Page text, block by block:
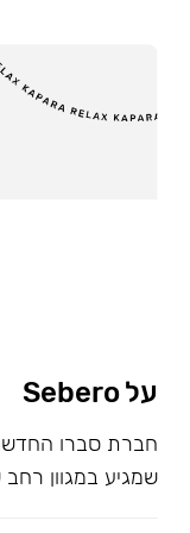
על Sebero
חברת סברו
שמגיע במגוון